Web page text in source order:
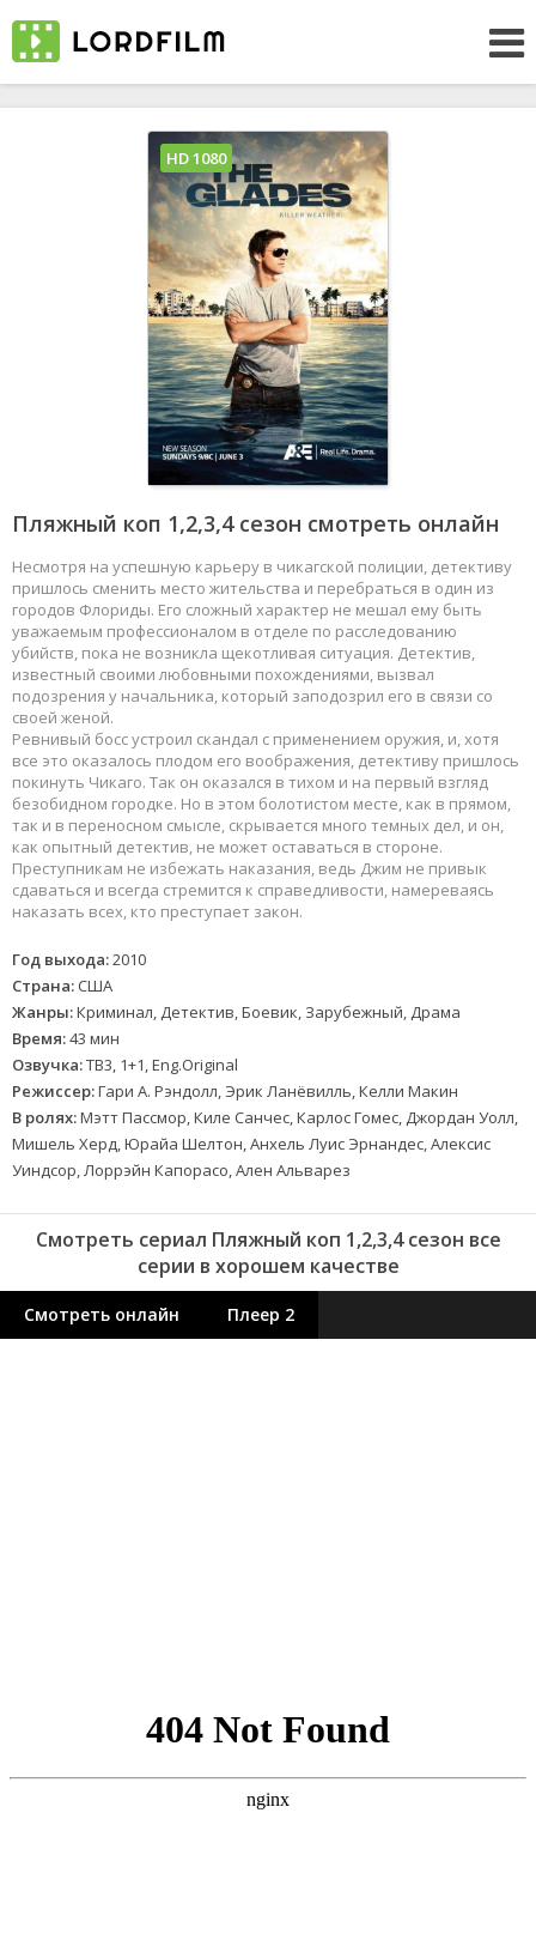
Пляжный коп 1,2,3,4 сезон смотреть онлайн
Несмотря на успешную карьеру в чикагской полиции, детективу
пришлось сменить место жительства и перебраться в один из
городов Флориды. Его сложный характер не мешал ему быть
уважаемым профессионалом в отделе по расследованию
убийств, пока не возникла щекотливая ситуация. Детектив,
известный своими любовными похождениями, вызвал
подозрения у начальника, который заподозрил его в связи со
своей женой.
Ревнивый босс устроил скандал с применением оружия, и, хотя
все это оказалось плодом его воображения, детективу пришлось
покинуть Чикаго. Так он оказался в тихом и на первый взгляд
безобидном городке. Но в этом болотистом месте, как в прямом,
так и в переносном смысле, скрывается много темных дел, и он,
как опытный детектив, не может оставаться в стороне.
Преступникам не избежать наказания, ведь Джим не привык
сдаваться и всегда стремится к справедливости, намереваясь
наказать всех, кто преступает закон.
Год выхода:2010
Страна: США
Жанры:Криминал, Детектив, Боевик, Зарубежный, Драма
Время:43 мин
Озвучка:ТВ3, 1+1, Eng.Original
Режиссер:Гари А. Рэндолл, Эрик Ланёвилль, Келли Макин
В ролях:Мэтт Пассмор, Киле Санчес, Карлос Гомес, Джордан Уолл,
Мишель Херд, Юрайа Шелтон, Анхель Луис Эрнандес, Алексис
Уиндсор, Лоррэйн Капорасо, Ален Альварез
HD 1080
Смотреть сериал Пляжный коп 1,2,3,4 сезон все
серии в хорошем качестве
Смотреть онлайн Плеер 2